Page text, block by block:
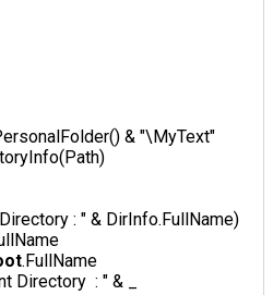
& "\MyText"
: " & DirInfo.FullName)
.FullName
Directory  : " & _